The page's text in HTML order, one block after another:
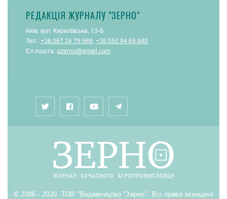
РЕДАКЦІЯ ЖУРНАЛУ "ЗЕРНО"
Київ, вул. Кирилівська, 13-Б
Тел.: +38 067 24 79 989 +38 050 94 69 840
Ел.пошта: gzerno@gmail.com
© 2006 - 2020. ТОВ "Видавництво "Зерно". Всі права захищені